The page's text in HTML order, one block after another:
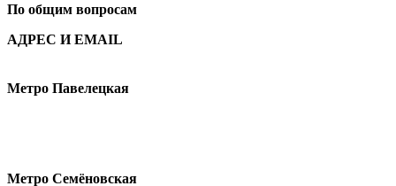
По общим вопросам
АДРЕС И EMAIL
Метро Павелецкая
Метро Семёновская